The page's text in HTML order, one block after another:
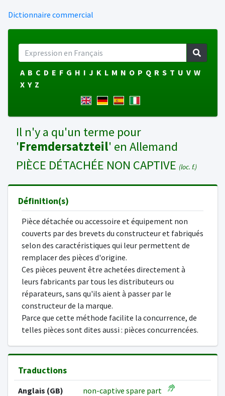
Dictionnaire commercial
A B C D E F G H I J K L M N O P Q R S T U V W
X Y Z
Il n'y a qu'un terme pour
'Fremdersatzteil' en Allemand
PIÈCE DÉTACHÉE NON CAPTIVE (loc. f.)
Définition(s)
Pièce détachée ou accessoire et équipement non
couverts par des brevets du constructeur et fabriqués
selon des caractéristiques qui leur permettent de
remplacer des pièces d'origine.
Ces pièces peuvent être achetées directement à
leurs fabricants par tous les distributeurs ou
réparateurs, sans qu'ils aient à passer par le
constructeur de la marque.
Parce que cette méthode facilite la concurrence, de
telles pièces sont dites aussi : pièces concurrencées.
Traductions
Anglais (GB)
non-captive spare part